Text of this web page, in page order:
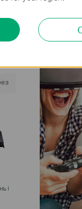
і
QoS
Ігрова
Функція